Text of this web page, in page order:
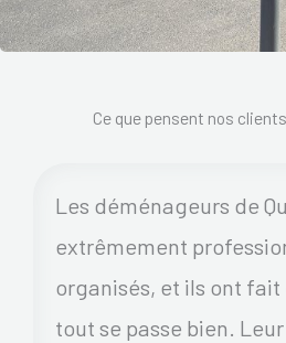
Ce que pensent nos
Les déménageurs de
extrêmement
organisés, et ils ont fait
tout se passe bien.